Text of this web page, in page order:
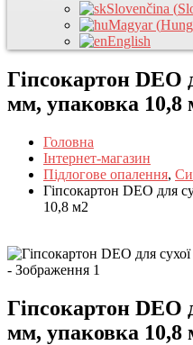
Slovenčina (
Magyar (
English
Гіпсокартон DEO
мм, упаковка 10,8
Головна
Інтернет-магазин
Підлогове опалення,
Гіпсокартон DEO для
10,8 м2
Гіпсокартон DEO
мм, упаковка 10,8